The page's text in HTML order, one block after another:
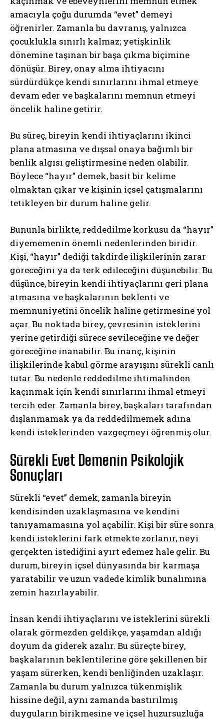
amacıyla çoğu durumda “evet” demeyi
öğrenirler. Zamanla bu davranış, yalnızca
çocuklukla sınırlı kalmaz; yetişkinlik
dönemine taşınan bir başa çıkma biçimine
dönüşür. Birey, onay alma ihtiyacını
sürdürdükçe kendi sınırlarını ihmal etmeye
devam eder ve başkalarını memnun etmeyi
öncelik haline getirir.
Bu süreç, bireyin kendi ihtiyaçlarını ikinci
plana atmasına ve dışsal onaya bağımlı bir
benlik algısı geliştirmesine neden olabilir.
Böylece “hayır” demek, basit bir kelime
olmaktan çıkar ve kişinin içsel çatışmalarını
tetikleyen bir durum haline gelir.
Bununla birlikte, reddedilme korkusu da “hayır”
diyememenin önemli nedenlerinden biridir.
Kişi, “hayır” dediği takdirde ilişkilerinin zarar
göreceğini ya da terk edileceğini düşünebilir. Bu
düşünce, bireyin kendi ihtiyaçlarını geri plana
atmasına ve başkalarının beklenti ve
memnuniyetini öncelik haline getirmesine yol
açar. Bu noktada birey, çevresinin isteklerini
yerine getirdiği sürece sevileceğine ve değer
göreceğine inanabilir. Bu inanç, kişinin
ilişkilerinde kabul görme arayışını sürekli canlı
tutar. Bu nedenle reddedilme ihtimalinden
kaçınmak için kendi sınırlarını ihmal etmeyi
tercih eder. Zamanla birey, başkaları tarafından
dışlanmamak ya da reddedilmemek adına
kendi isteklerinden vazgeçmeyi öğrenmiş olur.
Sürekli Evet Demenin Psikolojik
Sonuçları
Sürekli “evet” demek, zamanla bireyin
kendisinden uzaklaşmasına ve kendini
tanıyamamasına yol açabilir. Kişi bir süre sonra
kendi isteklerini fark etmekte zorlanır, neyi
gerçekten istediğini ayırt edemez hale gelir. Bu
durum, bireyin içsel dünyasında bir karmaşa
yaratabilir ve uzun vadede kimlik bunalımına
zemin hazırlayabilir.
İnsan kendi ihtiyaçlarını ve isteklerini sürekli
olarak görmezden geldikçe, yaşamdan aldığı
doyum da giderek azalır. Bu süreçte birey,
başkalarının beklentilerine göre şekillenen bir
yaşam sürerken, kendi benliğinden uzaklaşır.
Zamanla bu durum yalnızca tükenmişlik
hissine değil, aynı zamanda bastırılmış
duyguların birikmesine ve içsel huzursuzluğa